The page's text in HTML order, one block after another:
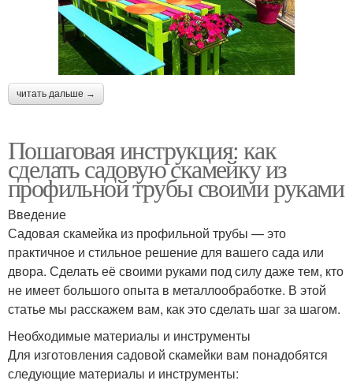
читать дальше →
Пошаговая инструкция: как
сделать садовую скамейку из
профильной трубы своими руками
Введение
Садовая скамейка из профильной трубы — это
практичное и стильное решение для вашего сада или
двора. Сделать её своими руками под силу даже тем, кто
не имеет большого опыта в металлообработке. В этой
статье мы расскажем вам, как это сделать шаг за шагом.
Необходимые материалы и инструменты
Для изготовления садовой скамейки вам понадобятся
следующие материалы и инструменты: